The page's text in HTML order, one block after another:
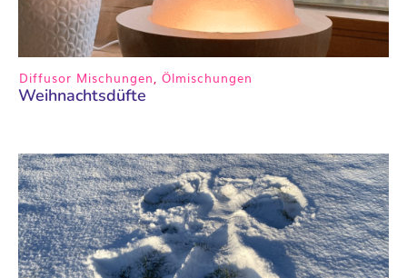
Diffusor Mischungen, Ölmischungen
Weihnachtsdüfte